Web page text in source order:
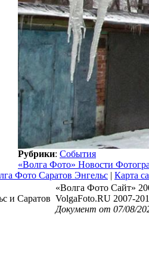
Рубрики: События
«Волга Фото» Новости
Фото Саратов Энгельс | Карта
и Саратов
«Волга Фото Сайт»
VolgaFoto.RU 2007-
Документ от 07/08/